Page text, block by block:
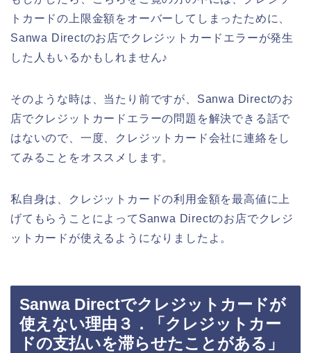
トカードの上限金額をオーバーしてしまったために、
Sanwa Directのお店でクレジットカードエラーが発生
した人もいるかもしれません♪
そのような時は、当たり前ですが、Sanwa Directのお
店でクレジットカードエラーの問題を解決できる話で
はないので、一度、クレジットカード会社に連絡をし
てみることをオススメします。
私自身は、クレジットカードの利用金額を最高値に上
げてもらうことによってSanwa Directのお店でクレジ
ットカードが使えるようになりましたよ。
Sanwa Directでクレジットカードが
使えない理由３．「クレジットカー
ドの支払いを滞らせたことがある」